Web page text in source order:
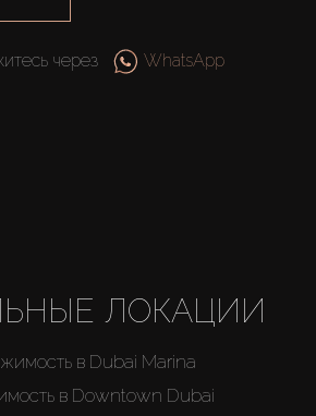
через WhatsApp
ЛОКАЦИИ
в Dubai Marina
в Downtown Dubai